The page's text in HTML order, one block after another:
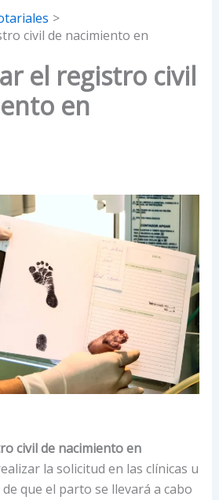
civil de nacimiento en
el registro civil
en
civil de nacimiento en
la solicitud en las clínicas u
que el parto se llevará a cabo